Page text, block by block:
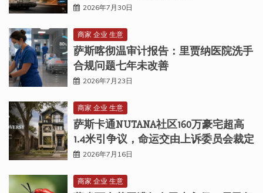
2026年7月30日
商家 企业 生意
萨斯喀彻温审计报告：里贾纳医院洗手
合规问题七年未改善
2026年7月23日
商家 企业 生意
萨斯卡通NUTANA社区160万豪宅超高
1.4米引争议，命运交由上诉委员会裁定
2026年7月16日
商家 企业 生意